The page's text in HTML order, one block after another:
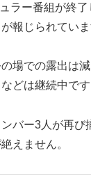
ラー番組が終
報じられていま
場での露出は
どは継続中です
バー3人が再び
えません。